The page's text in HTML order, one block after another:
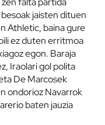
jaisten dituen
Athletic, baina gure
ez duten erritmoa
egon. Baraja
Iraolari gol polita
De Marcosek
ondorioz Navarrok
baten jauzia